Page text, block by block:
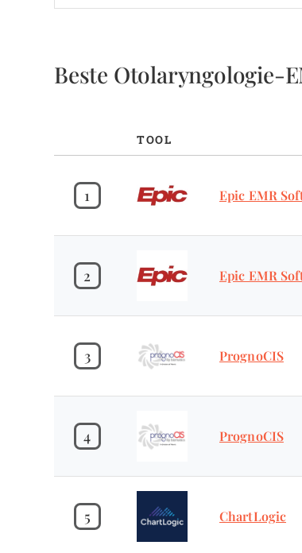
Beste Otolaryngologie-
TOOL
1 Epic EMR
2 Epic EMR
3 PrognoCIS
4 PrognoCIS
5 ChartLogic